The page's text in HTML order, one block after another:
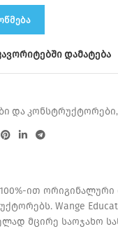
დამატება
და კონსტრუქტორები,
100%-ით
Wange
მცირე საოჯახო